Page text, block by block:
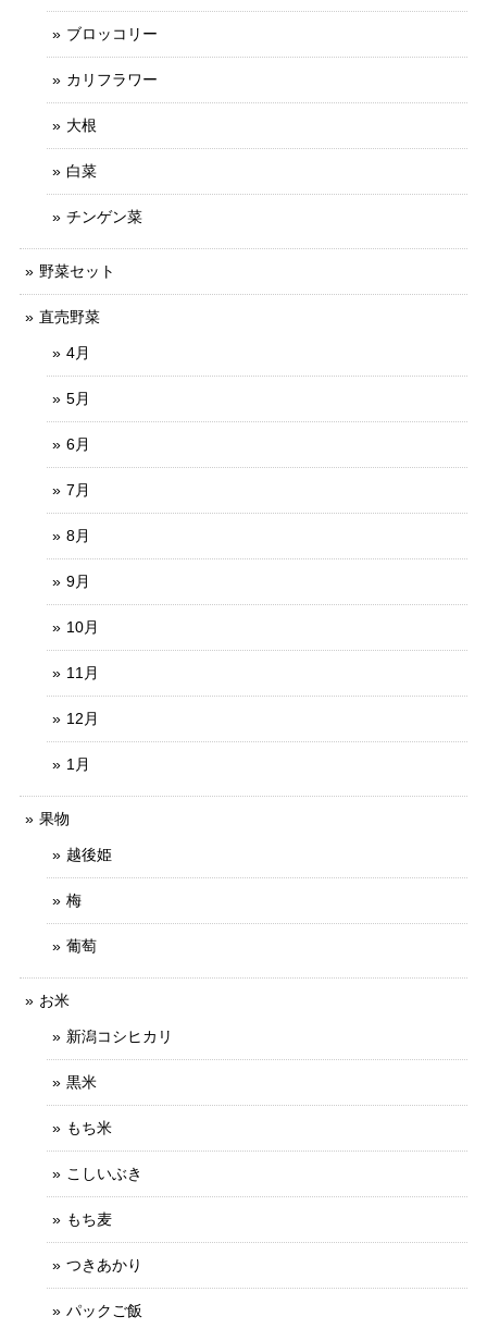
ブロッコリー
カリフラワー
大根
白菜
チンゲン菜
野菜セット
直売野菜
4月
5月
6月
7月
8月
9月
10月
11月
12月
1月
果物
越後姫
梅
葡萄
お米
新潟コシヒカリ
黒米
もち米
こしいぶき
もち麦
つきあかり
パックご飯